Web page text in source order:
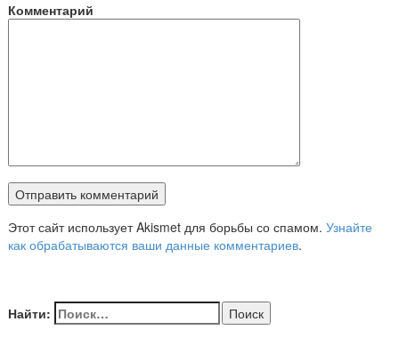
Комментарий
Этот сайт использует Akismet для борьбы со спамом. Узнайте
как обрабатываются ваши данные комментариев.
Найти: